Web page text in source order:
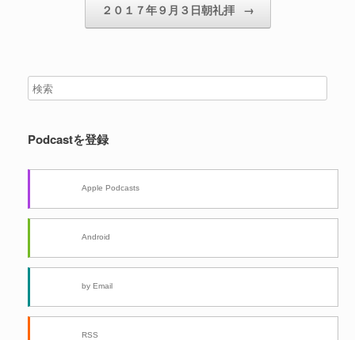
２０１７年９月３日朝礼拝 →
Podcastを登録
Apple Podcasts
Android
by Email
RSS